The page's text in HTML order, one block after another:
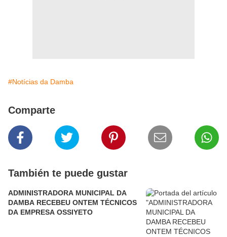
#Notícias da Damba
Comparte
También te puede gustar
ADMINISTRADORA MUNICIPAL DA
DAMBA RECEBEU ONTEM TÉCNICOS
DA EMPRESA OSSIYETO